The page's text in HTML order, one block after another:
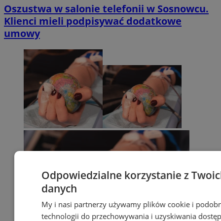
Oszustwa w salonie telefonii w Sosnowcu.
Klienci mieli podpisywać dodatkowe
umowy
Odpowiedzialne korzystanie z
danych
My i nasi partnerzy używamy plików cookie i
technologii do przechowywania i uzyskiwania